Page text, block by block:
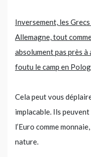
Inversement, les
Allemagne, tout
absolument pas près
foutu le camp en
Cela peut vous
implacable. Ils
l’Euro comme
nature.